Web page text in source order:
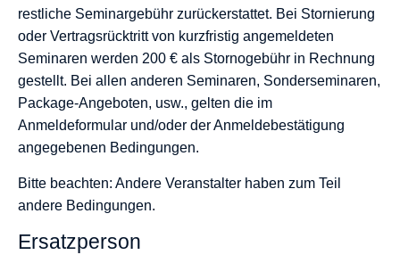
restliche Seminargebühr zurückerstattet. Bei Stornierung
oder Vertragsrücktritt von kurzfristig angemeldeten
Seminaren werden 200 € als Stornogebühr in Rechnung
gestellt. Bei allen anderen Seminaren, Sonderseminaren,
Package-Angeboten, usw., gelten die im
Anmeldeformular und/oder der Anmeldebestätigung
angegebenen Bedingungen.
Bitte beachten: Andere Veranstalter haben zum Teil
andere Bedingungen.
Ersatzperson